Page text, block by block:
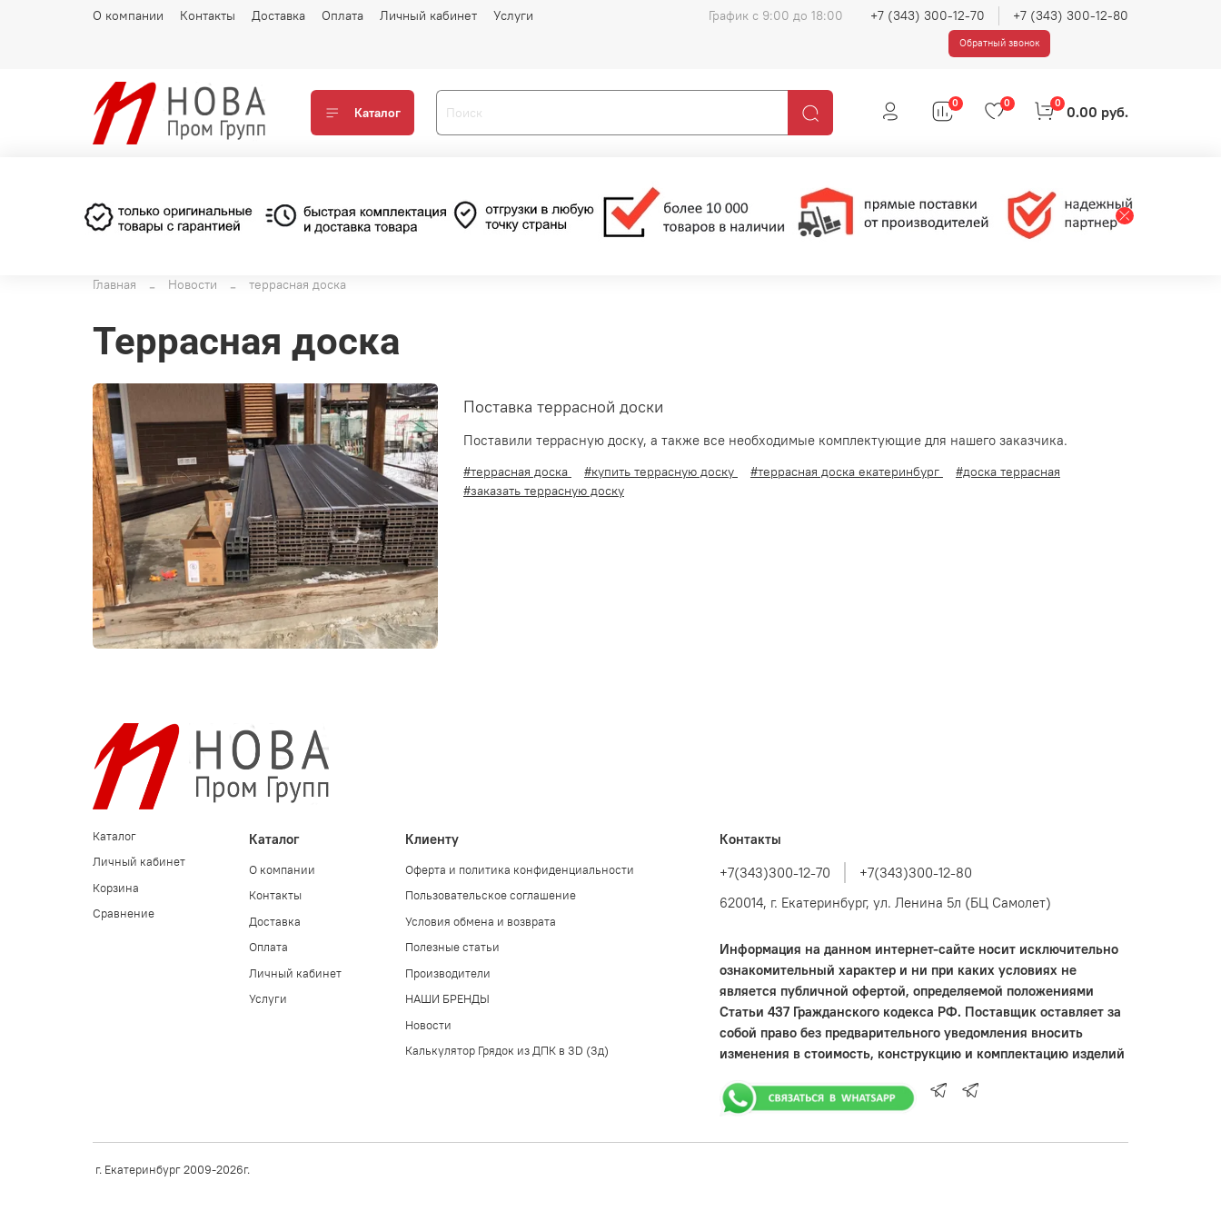
О компании Контакты Доставка Оплата Личный кабинет Услуги График с 9:00 до 18:00 +7 (343) 300-12-70 +7 (343) 300-12-80
Обратный звонок
Каталог
0 0 0 0.00 руб.
Главная Новости террасная доска
террасная доска
Поставка террасной доски
Поставили террасную доску, а также все необходимые комплектующие для нашего заказчика.
#террасная доска #купить террасную доску #террасная доска екатеринбург
#доска террасная
#заказать террасную доску
Каталог
Личный кабинет
Корзина
Сравнение
Каталог
О компании
Контакты
Доставка
Оплата
Личный кабинет
Услуги
Клиенту
Оферта и политика конфиденциальности
Пользовательское соглашение
Условия обмена и возврата
Полезные статьи
Производители
НАШИ БРЕНДЫ
Новости
Калькулятор Грядок из ДПК в 3D (3д)
Контакты
+7(343)300-12-70
+7(343)300-12-80
620014, г. Екатеринбург, ул. Ленина 5л (БЦ Самолет)
Информация на данном интернет-сайте носит исключительно
ознакомительный характер и ни при каких условиях не
является публичной офертой, определяемой положениями
Статьи 437 Гражданского кодекса РФ. Поставщик оставляет за
собой право без предварительного уведомления вносить
изменения в стоимость, конструкцию и комплектацию изделий
г. Екатеринбург 2009-2026г.